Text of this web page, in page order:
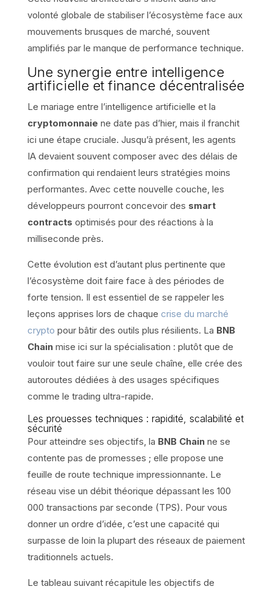
volonté globale de stabiliser l’écosystème face aux
mouvements brusques de marché, souvent
amplifiés par le manque de performance technique.
Une synergie entre intelligence
artificielle et finance décentralisée
Le mariage entre l’intelligence artificielle et la
cryptomonnaie ne date pas d’hier, mais il franchit
ici une étape cruciale. Jusqu’à présent, les agents
IA devaient souvent composer avec des délais de
confirmation qui rendaient leurs stratégies moins
performantes. Avec cette nouvelle couche, les
développeurs pourront concevoir des smart
contracts optimisés pour des réactions à la
milliseconde près.
Cette évolution est d’autant plus pertinente que
l’écosystème doit faire face à des périodes de
forte tension. Il est essentiel de se rappeler les
leçons apprises lors de chaque crise du marché
crypto pour bâtir des outils plus résilients. La BNB
Chainmise ici sur la spécialisation : plutôt que de
vouloir tout faire sur une seule chaîne, elle crée des
autoroutes dédiées à des usages spécifiques
comme le trading ultra-rapide.
Les prouesses techniques : rapidité, scalabilité et
sécurité
Pour atteindre ses objectifs, la BNB Chainne se
contente pas de promesses ; elle propose une
feuille de route technique impressionnante. Le
réseau vise un débit théorique dépassant les 100
000 transactions par seconde (TPS). Pour vous
donner un ordre d’idée, c’est une capacité qui
surpasse de loin la plupart des réseaux de paiement
traditionnels actuels.
Le tableau suivant récapitule les objectifs de